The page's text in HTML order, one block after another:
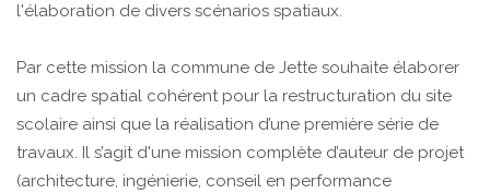
l'élaboration de divers scénarios spatiaux.
Par cette mission la commune de Jette souhaite élaborer
un cadre spatial cohérent pour la restructuration du site
scolaire ainsi que la réalisation d’une première série de
travaux. Il s’agit d'une mission complète d’auteur de projet
(architecture, ingénierie, conseil en performance